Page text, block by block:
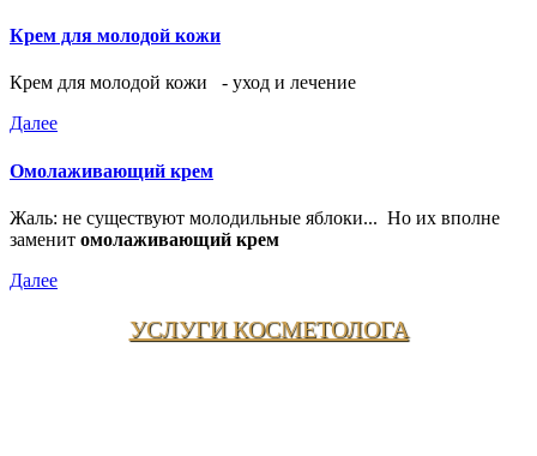
Крем для молодой кожи
Крем для молодой кожи - уход и лечение
Далее
Омолаживающий крем
Жаль: не существуют молодильные яблоки... Но их вполне
заменит омолаживающий крем
Далее
УСЛУГИ КОСМЕТОЛОГА